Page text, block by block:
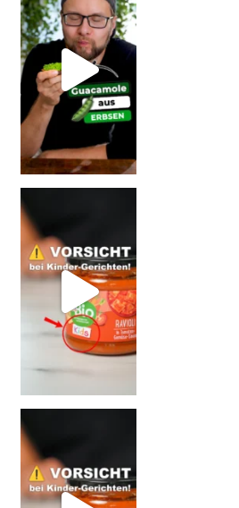
Vorsicht: Fallt nicht auf Kinder-Gerichte rein!
= BESSER?
Falsch gedacht!
W